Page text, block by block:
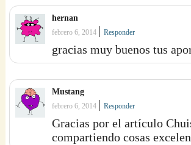
hernan
febrero 6, 2014 |Responder
gracias muy buenos tus
Mustang
febrero 6, 2014 |Responder
Gracias por el artículo
compartiendo cosas